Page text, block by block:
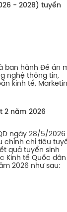
- 2028) tuyển
ban hành Đề án
nghệ thông tin,
kinh tế,
2 năm 2026
ngày 28/5/2026
chỉnh chỉ tiêu
quả tuyển sinh
Kinh tế Quốc dân
2026 như sau: